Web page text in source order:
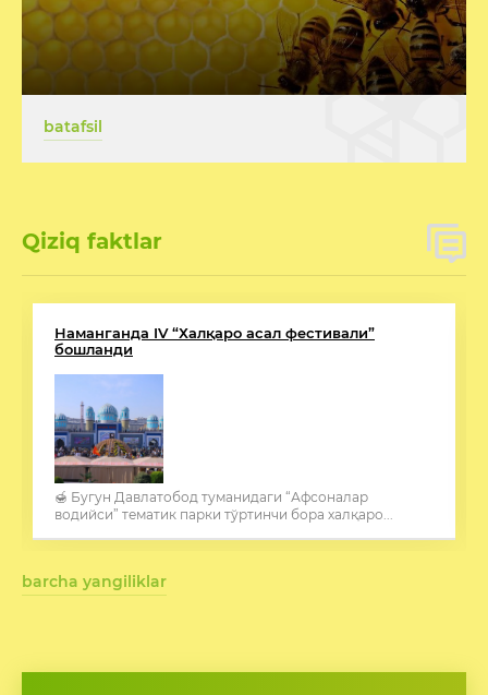
batafsil
Qiziq faktlar
Россия Федерацияси билан асаларичилик
barcha yangiliklar